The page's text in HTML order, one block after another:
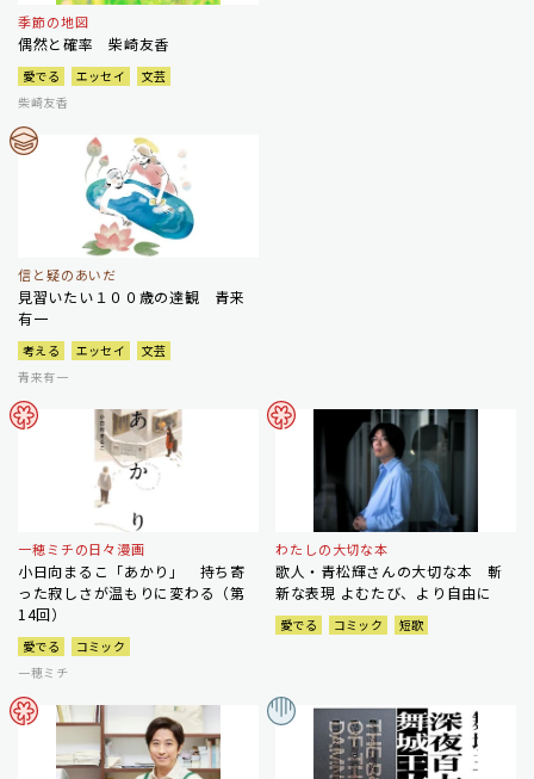
季節の地図
偶然と確率 柴崎友香
愛でる エッセイ
文芸
柴崎友香
信と疑のあいだ
見習いたい１００歳の達観 青来
有一
考える エッセイ
文芸
青来有一
一穂ミチの日々漫画
小日向まるこ「あかり」 持ち寄
った寂しさが温もりに変わる（第
14回）
愛でる
コミック
一穂ミチ
わたしの大切な本
歌人・青松輝さんの大切な本 斬
新な表現 よむたび、より自由に
愛でる コミック 短歌